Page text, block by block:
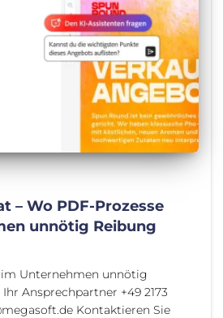
– Wo PDF-Prozesse
unnötig Reibung
im Unternehmen unnötig
Ansprechpartner +49 2173
Kontaktieren Sie